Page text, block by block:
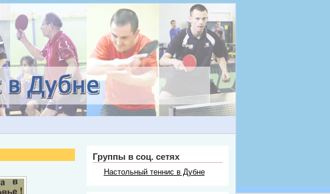
Группы в соц. сетях
Настольный теннис в Дубне